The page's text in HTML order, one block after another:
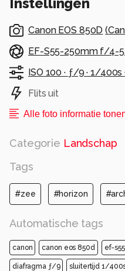
Canon EOS 850D (
EF-S55-250mm f/4-
ISO 100 · ƒ/9 ·1/400s
Flits uit
Alle foto informatie
Categorie Landschap
Tags
#zee #horizon
Automatische tags
canon canon eos 850d ef-
diafragma ƒ/9 sluitertijd 1/